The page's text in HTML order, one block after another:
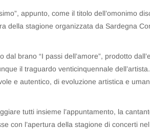
appunto, come il titolo dell’omonimo
della stagione organizzata da Sardegna
dal brano “I passi dell’amore”, prodotto
il traguardo venticinquennale
e autentico, di evoluzione artistica e
tutti insieme l’appuntamento, la
con l’apertura della stagione di concerti